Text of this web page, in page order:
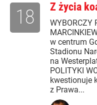
Z życia
WYBORCZY
w centrum
Stadionu
na
POLITYKI
kwestionuje
z Prawa...
18